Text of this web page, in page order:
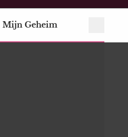
Mijn Geheim